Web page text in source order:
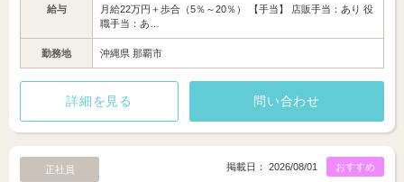
給与
月給22万円＋歩合（5％～20％） 【手当】 店販手当：あり 役
職手当：あ…
勤務地 沖縄県 那覇市
詳細を見る 問い合わせ
正社員 おすすめ
掲載日： 2026/08/01